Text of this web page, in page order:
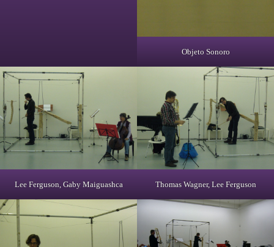
Objeto Sonoro
Lee Ferguson, Gaby Maiguashca Thomas Wagner, Lee Ferguson